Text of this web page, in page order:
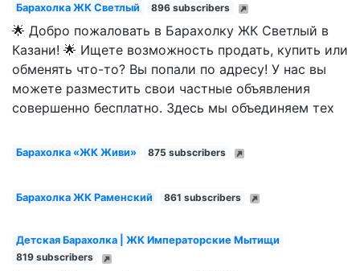
Барахолка ЖК Светлый 896 subscribers
🌟 Добро пожаловать в Барахолку ЖК Светлый в
Казани! 🌟 Ищете возможность продать, купить или
обменять что-то? Вы попали по адресу! У нас вы
можете разместить свои частные объявления
совершенно бесплатно. Здесь мы объединяем тех
Барахолка «ЖК Живи» 875 subscribers
Барахолка ЖК Раменский 861 subscribers
Детская Барахолка | ЖК Императорские Мытищи
819 subscribers